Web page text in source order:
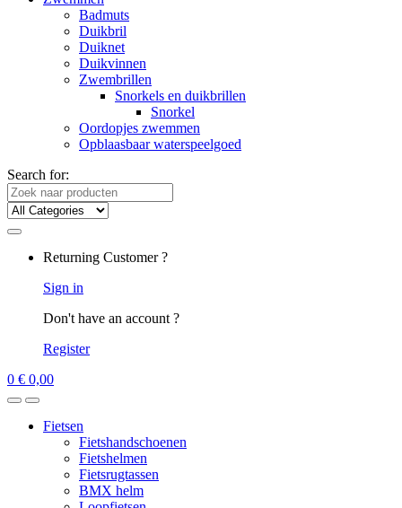
Badmuts
Duikbril
Duiknet
Duikvinnen
Zwembrillen
Snorkels en duikbrillen
Snorkel
Oordopjes zwemmen
Opblaasbaar waterspeelgoed
Search for:
Returning Customer ?
Sign in
Don't have an account ?
Register
0 € 0,00
Fietsen
Fietshandschoenen
Fietshelmen
Fietsrugtassen
BMX helm